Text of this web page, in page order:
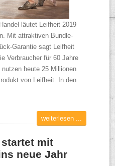
läutet Leifheit 2019
Mit attraktiven Bundle-
Garantie sagt Leifheit
Verbraucher für 60 Jahre
heute 25 Millionen
von Leifheit. In den
weiterlesen ...
startet mit
neue Jahr